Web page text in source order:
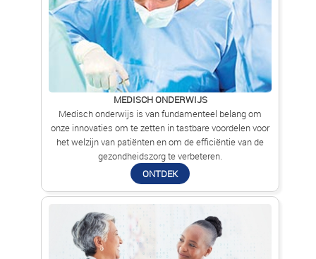
MEDISCH ONDERWIJS
Medisch onderwijs is van fundamenteel belang om
onze innovaties om te zetten in tastbare voordelen voor
het welzijn van patiënten en om de efficiëntie van de
gezondheidszorg te verbeteren.
ONTDEK